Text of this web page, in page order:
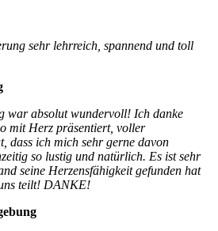
sehr lehrreich, spannend und toll
war absolut wundervoll! Ich danke
mit Herz präsentiert, voller
dass ich mich sehr gerne davon
so lustig und natürlich. Es ist sehr
seine Herzensfähigkeit gefunden hat
teilt! DANKE!